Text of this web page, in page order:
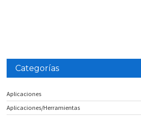
Categorías
Aplicaciones
Aplicaciones/Herramientas